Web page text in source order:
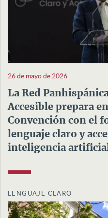
26 de mayo de 2026
La Red
Accesible prepara
Convención con el
lenguaje claro y
inteligencia
LENGUAJE CLARO